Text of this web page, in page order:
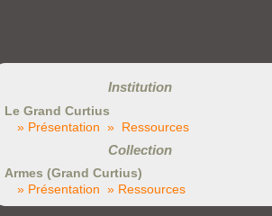
Institution
Le Grand Curtius
» Présentation » Ressources
Collection
Armes (Grand Curtius)
» Présentation » Ressources